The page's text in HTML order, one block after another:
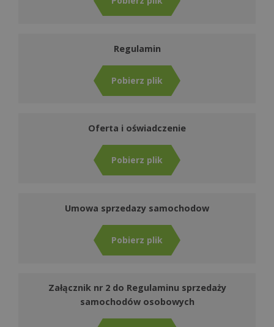
Regulamin
Pobierz plik
Oferta i oświadczenie
Pobierz plik
Umowa sprzedazy samochodow
Pobierz plik
Załącznik nr 2 do Regulaminu sprzedaży
samochodów osobowych